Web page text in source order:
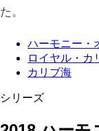
た。
ハーモニー・
ロイヤル・カ
カリブ海
シリーズ